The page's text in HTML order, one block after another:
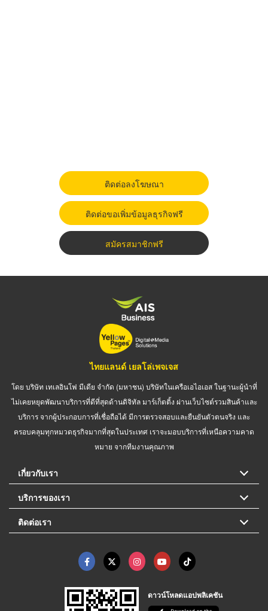
ติดต่อลงโฆษณา
ติดต่อขอเพิ่มข้อมูลธุรกิจฟรี
สมัครสมาชิกฟรี
ไทยแลนด์ เยลโล่เพจเจส
โดย บริษัท เทเลอินโฟ มีเดีย จำกัด (มหาชน) บริษัทในเครือเอไอเอส ในฐานะผู้นำที่
ไม่เคยหยุดพัฒนาบริการที่ดีที่สุดด้านดิจิทัล มาร์เก็ตติ้ง ผ่านเว็บไซต์รวมสินค้าและ
บริการ จากผู้ประกอบการที่เชื่อถือได้ มีการตรวจสอบและยืนยันตัวตนจริง และ
ครอบคลุมทุกหมวดธุรกิจมากที่สุดในประเทศ เราจะมอบบริการที่เหนือความคาด
หมาย จากทีมงานคุณภาพ
เกี่ยวกับเรา
บริการของเรา
ติดต่อเรา
ดาวน์โหลดแอปพลิเคชัน